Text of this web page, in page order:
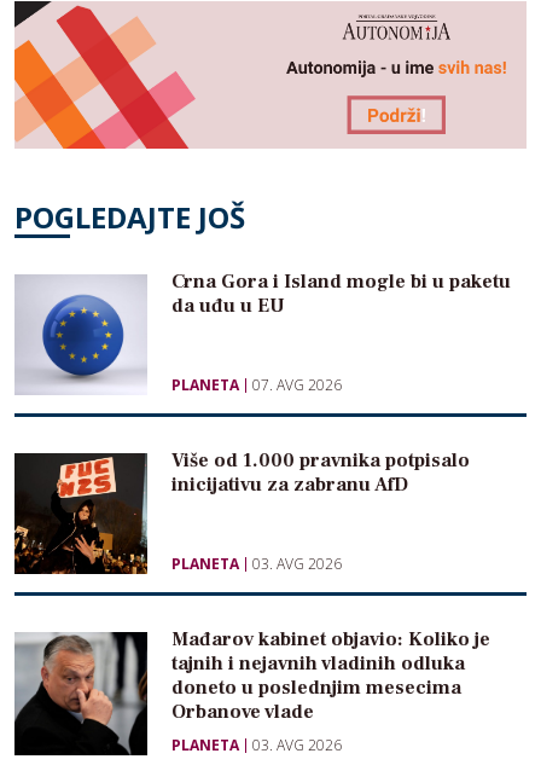
POGLEDAJTE JOŠ
Crna Gora i Island mogle bi u paketu
da uđu u EU
PLANETA 07. AVG 2026
Više od 1.000 pravnika potpisalo
inicijativu za zabranu AfD
PLANETA 03. AVG 2026
Mađarov kabinet objavio: Koliko je
tajnih i nejavnih vladinih odluka
doneto u poslednjim mesecima
Orbanove vlade
PLANETA 03. AVG 2026